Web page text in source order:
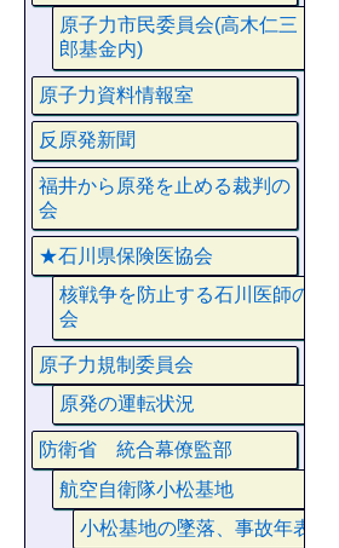
原子力市民委員会(高木仁三
郎基金内)
原子力資料情報室
反原発新聞
福井から原発を止める裁判の
会
★石川県保険医協会
核戦争を防止する石川医師の
会
原子力規制委員会
原発の運転状況
防衛省 統合幕僚監部
航空自衛隊小松基地
小松基地の墜落、事故年表